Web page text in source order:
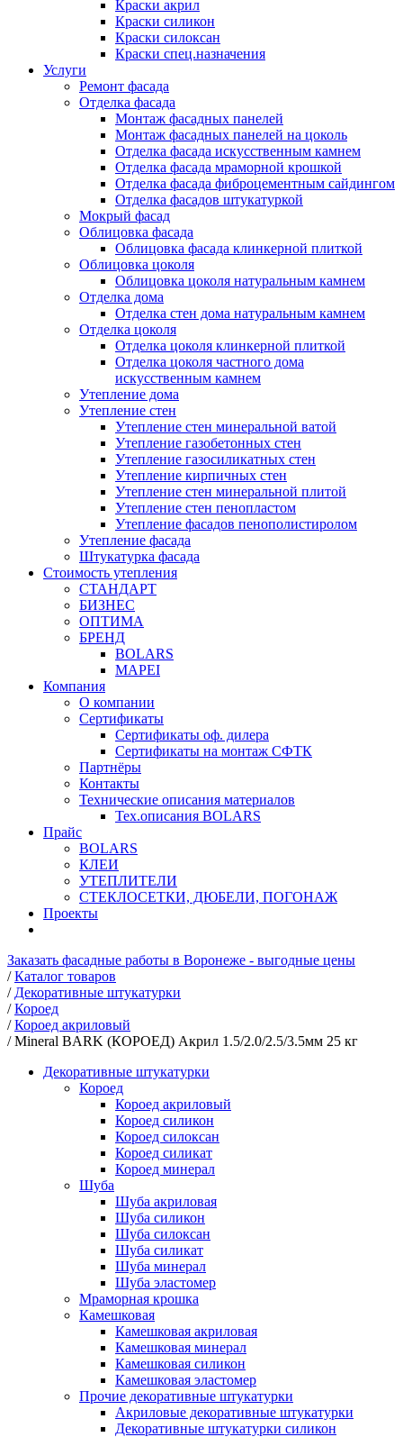
Краски акрил
Краски силикон
Краски силоксан
Краски спец.назначения
Услуги
Ремонт фасада
Отделка фасада
Монтаж фасадных панелей
Монтаж фасадных панелей на цоколь
Отделка фасада искусственным камнем
Отделка фасада мраморной крошкой
Отделка фасада фиброцементным сайдингом
Отделка фасадов штукатуркой
Мокрый фасад
Облицовка фасада
Облицовка фасада клинкерной плиткой
Облицовка цоколя
Облицовка цоколя натуральным камнем
Отделка дома
Отделка стен дома натуральным камнем
Отделка цоколя
Отделка цоколя клинкерной плиткой
Отделка цоколя частного дома
искусственным камнем
Утепление дома
Утепление стен
Утепление стен минеральной ватой
Утепление газобетонных стен
Утепление газосиликатных стен
Утепление кирпичных стен
Утепление стен минеральной плитой
Утепление стен пенопластом
Утепление фасадов пенополистиролом
Утепление фасада
Штукатурка фасада
Стоимость утепления
СТАНДАРТ
БИЗНЕС
ОПТИМА
БРЕНД
BOLARS
MAPEI
Компания
О компании
Сертификаты
Сертификаты оф. дилера
Сертификаты на монтаж СФТК
Партнёры
Контакты
Технические описания материалов
Тех.описания BOLARS
Прайс
BOLARS
КЛЕИ
УТЕПЛИТЕЛИ
СТЕКЛОСЕТКИ, ДЮБЕЛИ, ПОГОНАЖ
Проекты
Заказать фасадные работы в Воронеже - выгодные цены
/ Каталог товаров
/ Декоративные штукатурки
/ Короед
/ Короед акриловый
/ Mineral BARK (КОРОЕД) Акрил 1.5/2.0/2.5/3.5мм 25 кг
Декоративные штукатурки
Короед
Короед акриловый
Короед силикон
Короед силоксан
Короед силикат
Короед минерал
Шуба
Шуба акриловая
Шуба силикон
Шуба силоксан
Шуба силикат
Шуба минерал
Шуба эластомер
Мраморная крошка
Камешковая
Камешковая акриловая
Камешковая минерал
Камешковая силикон
Камешковая эластомер
Прочие декоративные штукатурки
Акриловые декоративные штукатурки
Декоративные штукатурки силикон